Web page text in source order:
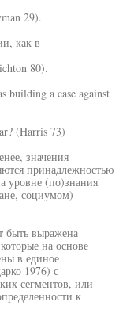
29).
как в
80).
building a case against
(Harris 73)
значения
принадлежностью
уровне (по)знания
социумом)
быть выражена
на основе
в единое
1976) с
сегментов, или
к